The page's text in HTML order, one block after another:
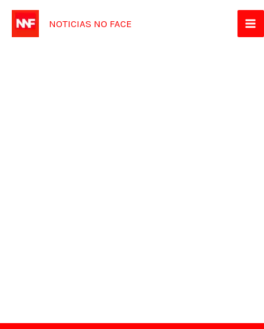
para
NOTICIAS NO FACE